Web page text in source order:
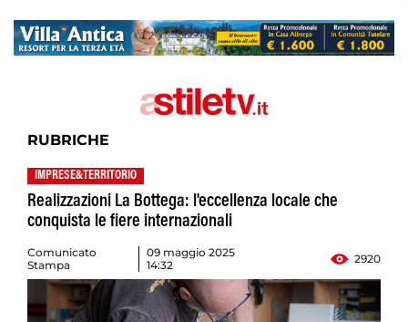
RUBRICHE
IMPRESE&TERRITORIO
Realizzazioni La Bottega: l'eccellenza locale che
conquista le fiere internazionali
Comunicato
Stampa
09 maggio 2025
14:32
2920